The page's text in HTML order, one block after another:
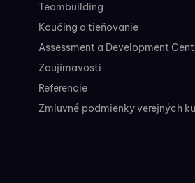
Teambuilding
Koučing a tieňovanie
Assessment a Development
Zaujímavosti
Referencie
Zmluvné podmienky verejných